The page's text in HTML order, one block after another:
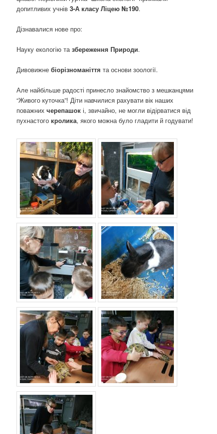
о
з
с
х
допитливих учнів3-А класу Ліцею №190.
Дізнавалися нове про:
Науку екологію тазбереження Природи.
Дивовижнебіорізноманіття та основи зоології.
Але найбільше радості принесло знайомство з мешканцями
“Живого куточка”! Діти навчилися рахувати вік наших
поважнихчерепашок і, звичайно, не могли відірватися від
пухнастого кролика, якого можна було гладити й годувати!